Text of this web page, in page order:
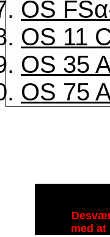
OS
OS 11
OS 35
OS 75
med at